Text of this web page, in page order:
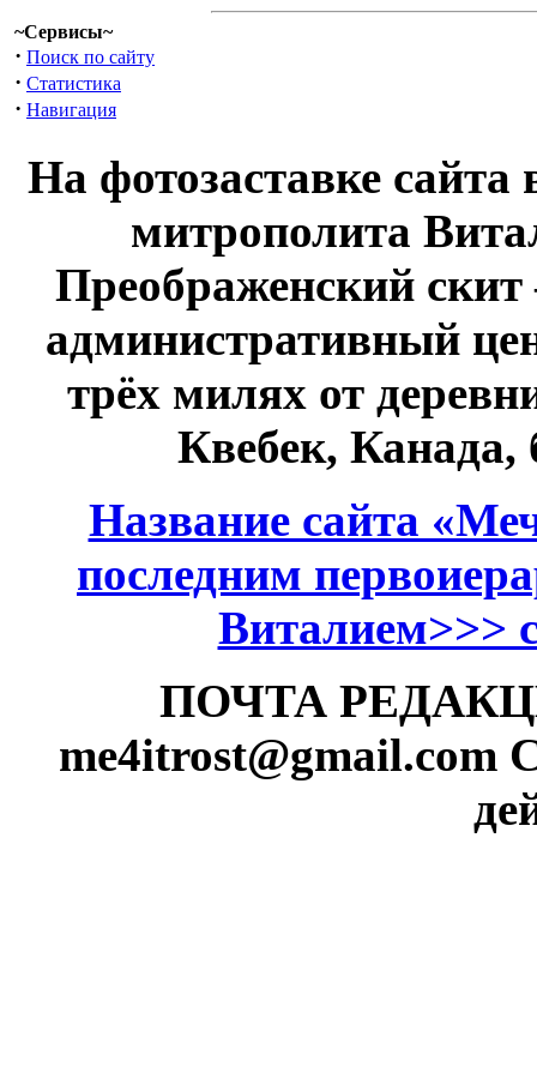
~Сервисы~
· Поиск по сайту
· Статистика
· Навигация
На фотозаставке сайта
митрополита
Преображенский
административный
трёх милях от
Квебек,
Название сайта
последним
Виталием>>>
ПОЧТА
me4itrost@gmail.com